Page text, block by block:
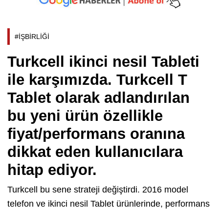
#İŞBİRLİĞİ
Turkcell ikinci nesil Tableti
ile karşımızda. Turkcell T
Tablet olarak adlandırılan
bu yeni ürün özellikle
fiyat/performans oranına
dikkat eden kullanıcılara
hitap ediyor.
Turkcell bu sene strateji değiştirdi. 2016 model
telefon ve ikinci nesil Tablet ürünlerinde, performans